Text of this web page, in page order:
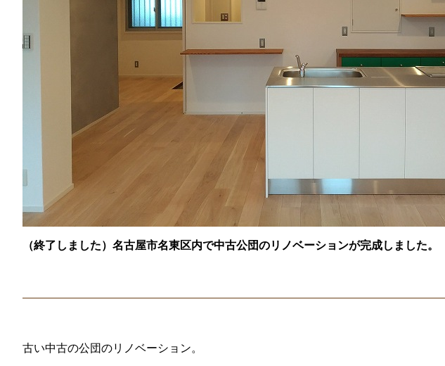
（終了しました）名古屋市名東区内で中古公団のリノベーションが完成しました。
古い中古の公団のリノベーション。